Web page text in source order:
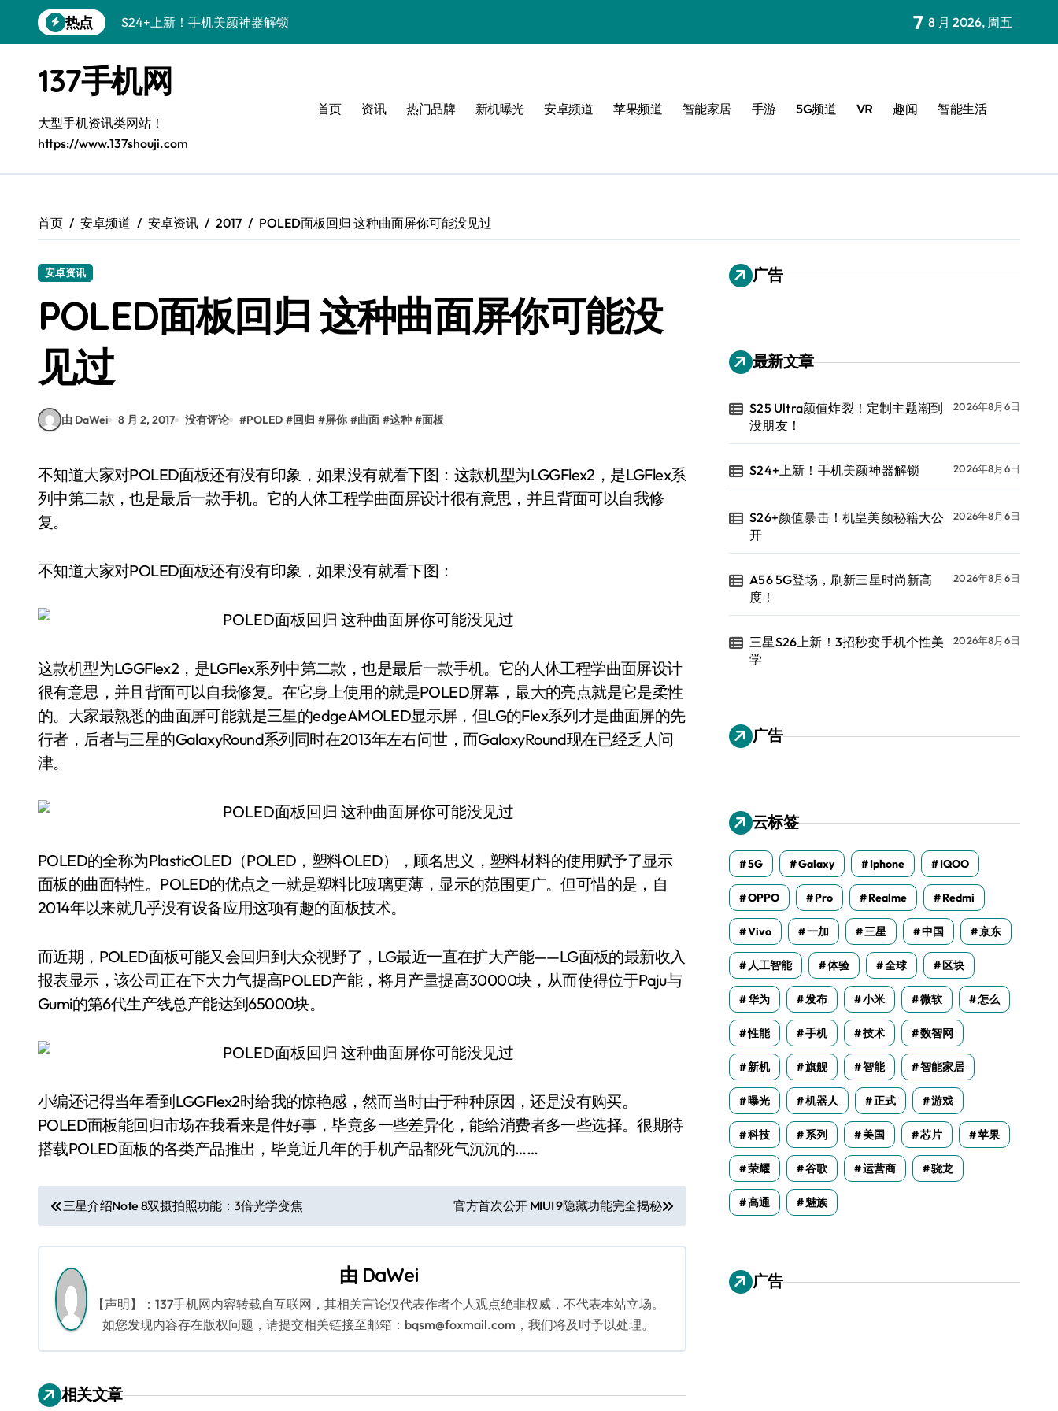
到
热点
S24+上新！手机美颜神器解锁
A56 5G登场，刷新三星时尚新高度！
三星S26上新！3招秒变手机个性美学
S25美学攻略：解锁三星个性炫彩新姿势
C55 5G潮玩秘籍：定制时尚新态度
Galaxy Z Flip6：折叠间，尽显潮流魔力！
S25 Ultra颜值炸裂！定制主题潮到没朋友！
7 8 月 2026, 周五
137手机网
大型手机资讯类网站！
https://www.137shouji.com
首页 资讯 热门品牌 新机曝光 安卓频道 苹果频道 智能家居 手游 5G频道 VR 趣闻 智能生活
首页 安卓频道 安卓资讯 2017 POLED面板回归 这种曲面屏你可能没见过
安卓资讯
POLED面板回归 这种曲面屏你可能没
见过
由 DaWei 8 月 2, 2017 没有评论 #POLED #回归 #屏你 #曲面 #这种 #面板
不知道大家对POLED面板还有没有印象，如果没有就看下图：这款机型为LGGFlex2，是LGFlex系
列中第二款，也是最后一款手机。它的人体工程学曲面屏设计很有意思，并且背面可以自我修
复。
不知道大家对POLED面板还有没有印象，如果没有就看下图：
这款机型为LGGFlex2，是LGFlex系列中第二款，也是最后一款手机。它的人体工程学曲面屏设计
很有意思，并且背面可以自我修复。在它身上使用的就是POLED屏幕，最大的亮点就是它是柔性
的。大家最熟悉的曲面屏可能就是三星的edgeAMOLED显示屏，但LG的Flex系列才是曲面屏的先
行者，后者与三星的GalaxyRound系列同时在2013年左右问世，而GalaxyRound现在已经乏人问
津。
POLED的全称为PlasticOLED（POLED，塑料OLED），顾名思义，塑料材料的使用赋予了显示
面板的曲面特性。POLED的优点之一就是塑料比玻璃更薄，显示的范围更广。但可惜的是，自
2014年以来就几乎没有设备应用这项有趣的面板技术。
而近期，POLED面板可能又会回归到大众视野了，LG最近一直在扩大产能——LG面板的最新收入
报表显示，该公司正在下大力气提高POLED产能，将月产量提高30000块，从而使得位于Paju与
Gumi的第6代生产线总产能达到65000块。
小编还记得当年看到LGGFlex2时给我的惊艳感，然而当时由于种种原因，还是没有购买。
POLED面板能回归市场在我看来是件好事，毕竟多一些差异化，能给消费者多一些选择。很期待
搭载POLED面板的各类产品推出，毕竟近几年的手机产品都死气沉沉的……
文
章
导
航
三星介绍Note 8双摄拍照功能：3倍光学变焦 官方首次公开 MIUI 9隐藏功能完全揭秘
由 DaWei
【声明】：137手机网内容转载自互联网，其相关言论仅代表作者个人观点绝非权威，不代表本站立场。
如您发现内容存在版权问题，请提交相关链接至邮箱：bqsm@foxmail.com，我们将及时予以处理。
相关文章
广告
最新文章
S25 Ultra颜值炸裂！定制主题潮到
没朋友！
2026年8月6日
S24+上新！手机美颜神器解锁 2026年8月6日
S26+颜值暴击！机皇美颜秘籍大公
开
2026年8月6日
A56 5G登场，刷新三星时尚新高
度！
2026年8月6日
三星S26上新！3招秒变手机个性美
学
2026年8月6日
广告
云标签
5G Galaxy Iphone IQOO
OPPO Pro Realme Redmi
Vivo 一加 三星 中国 京东
人工智能 体验 全球 区块
华为 发布 小米 微软 怎么
性能 手机 技术 数智网
新机 旗舰 智能 智能家居
曝光 机器人 正式 游戏
科技 系列 美国 芯片 苹果
荣耀 谷歌 运营商 骁龙
高通 魅族
广告